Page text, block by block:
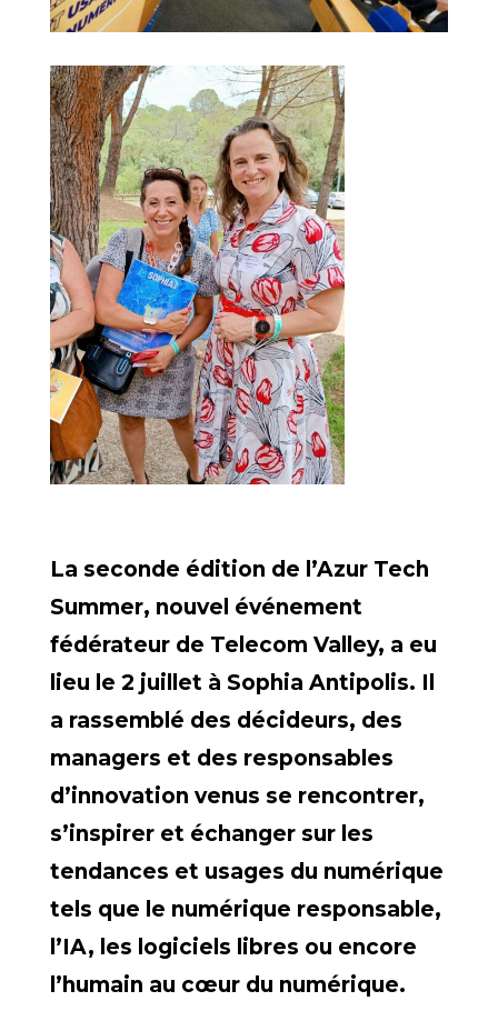
La seconde édition de l’Azur Tech
Summer, nouvel événement
fédérateur de Telecom Valley, a eu
lieu le 2 juillet à Sophia Antipolis. Il
a rassemblé des décideurs, des
managers et des responsables
d’innovation venus se rencontrer,
s’inspirer et échanger sur les
tendances et usages du numérique
tels que le numérique responsable,
l’IA, les logiciels libres ou encore
l’humain au cœur du numérique.